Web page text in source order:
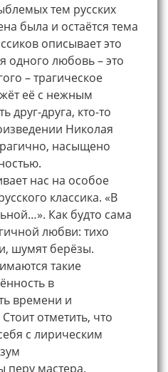
тем русских
была и остаётся тема
описывает это
одного любовь – это
– трагическое
её с нежным
друг-друга, кто-то
Николая
насыщено
нас на особое
классика. «В
Как будто сама
любви: тихо
шумят берёзы.
такие
в
времени и
отметить, что
с лирическим
перу мастера.